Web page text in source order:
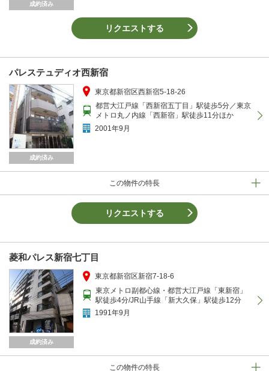
成約済み
リクエストする
パレステュディオ西新宿
成約済み
この物件の特長
東京都新宿区西新宿5-18-26
都営大江戸線「西新宿五丁目」駅徒歩5分／東京
メトロ丸ノ内線「西新宿」駅徒歩11分ほか
2001年9月
リクエストする
菱和パレス新宿七丁目
成約済み
この物件の特長
東京都新宿区新宿7-18-6
東京メトロ副都心線・都営大江戸線「東新宿」
駅徒歩4分/JR山手線「新大久保」駅徒歩12分
1991年9月